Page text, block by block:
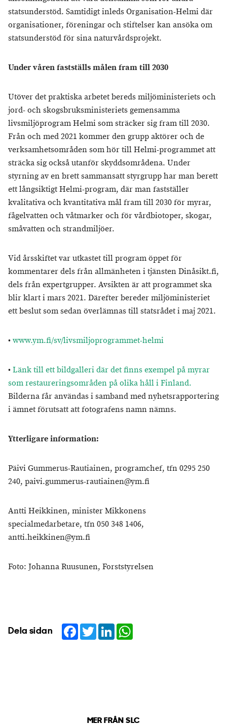
statsunderstöd. Samtidigt inleds Organisation-Helmi där
organisationer, föreningar och stiftelser kan ansöka om
statsunderstöd för sina naturvårdsprojekt.
Under våren fastställs målen fram till 2030
Utöver det praktiska arbetet bereds miljöministeriets och
jord- och skogsbruksministeriets gemensamma
livsmiljöprogram Helmi som sträcker sig fram till 2030.
Från och med 2021 kommer den grupp aktörer och de
verksamhetsområden som hör till Helmi-programmet att
sträcka sig också utanför skyddsområdena. Under
styrning av en brett sammansatt styrgrupp har man berett
ett långsiktigt Helmi-program, där man fastställer
kvalitativa och kvantitativa mål fram till 2030 för myrar,
fågelvatten och våtmarker och för vårdbiotoper, skogar,
småvatten och strandmiljöer.
Vid årsskiftet var utkastet till program öppet för
kommentarer dels från allmänheten i tjänsten Dinåsikt.fi,
dels från expertgrupper. Avsikten är att programmet ska
blir klart i mars 2021. Därefter bereder miljöministeriet
ett beslut som sedan överlämnas till statsrådet i maj 2021.
•www.ym.fi/sv/livsmiljoprogrammet-helmi
•Länk till ett bildgalleri där det finns exempel på myrar
som restaureringsområden på olika håll i Finland.
Bilderna får användas i samband med nyhetsrapportering
i ämnet förutsatt att fotografens namn nämns.
Ytterligare information:
Päivi Gummerus-Rautiainen, programchef, tfn 0295 250
240, paivi.gummerus-rautiainen@ym.fi
Antti Heikkinen, minister Mikkonens
specialmedarbetare, tfn 050 348 1406,
antti.heikkinen@ym.fi
Foto: Johanna Ruusunen, Forststyrelsen
Dela sidan Facebook
TwitterLinkedIn
MER FRÅN SLC